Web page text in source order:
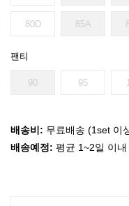
80D 85A
팬티
90 95
배송비: 무료배송 (1set 이
배송예정: 평균 1~2일 이